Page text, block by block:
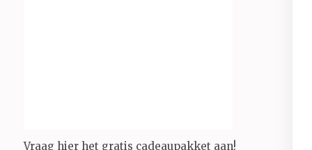
Vraag hier het gratis cadeaupakket aan!